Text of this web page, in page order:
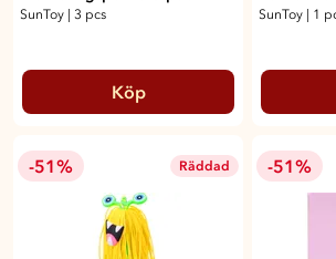
SunToy 3 pcs
Köp
SunToy 1
-51% Räddad -51%